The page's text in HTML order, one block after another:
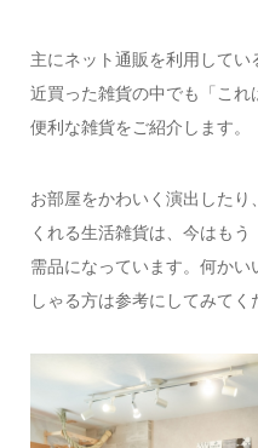
主にネット通販を利用して
近買った雑貨の中でも「これ
便利な雑貨をご紹介します。
お部屋をかわいく演出した
くれる生活雑貨は、今はも
需品になっています。何か
しゃる方は参考にしてみてく